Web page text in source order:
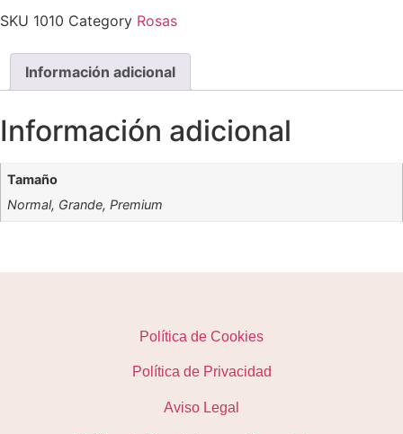
SKU 1010 Category Rosas
Información adicional
Información adicional
Tamaño
Normal, Grande, Premium
Política de Cookies
Política de Privacidad
Aviso Legal